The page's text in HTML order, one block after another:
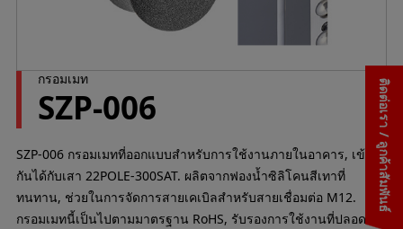
ติดต่อเรา / ลูกค้าสัมพันธ์
กรอมเมท
SZP-006
SZP-006 กรอมเมทที่ออกแบบสำหรับการใช้งานภายในอาคาร, เข้า
กันได้กับเสา 22POLE-300SAT. ผลิตจากฟองน้ำซิลิโคนสีเทาที่
ทนทาน, ช่วยในการจัดการสายเคเบิลสำหรับสายเชื่อมต่อ M12.
กรอมเมทนี้เป็นไปตามมาตรฐาน RoHS, รับรองการใช้งานที่ปลอดภัย